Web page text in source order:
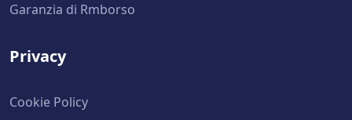
Garanzia di Rmborso
Privacy
Cookie Policy